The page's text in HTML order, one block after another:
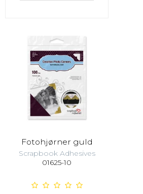
Fotohjørner guld
Scrapbook Adhesives
01625-10